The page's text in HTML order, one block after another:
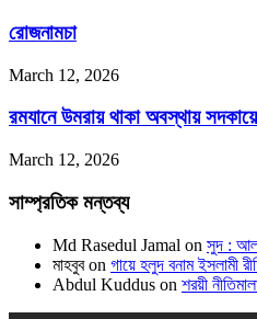
রোজনামচা
March 12, 2026
রমযানে উমরায় থাকা অবস্থায়
March 12, 2026
সাম্প্রতিক মন্তব্য
Md Rasedul Jamal on সুদ :
মাহবুবon গায়ে হলুদ বনাম ইসলামী
Abdul Kuddus on শরয়ী